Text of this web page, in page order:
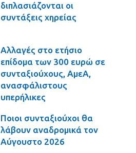
διπλασιάζονται οι
συντάξεις χηρείας
Αλλαγές στο ετήσιο
επίδομα των 300 ευρώ σε
συνταξιούχους, ΑμεΑ,
ανασφάλιστους
υπερήλικες
Ποιοι συνταξιούχοι θα
λάβουν αναδρομικά τον
Αύγουστο 2026